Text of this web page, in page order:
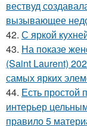
вествуд
вызывающее
42. С яркой
43. На показе
(Saint Laurent)
самых ярких
44. Есть простой
интерьер
правило 5